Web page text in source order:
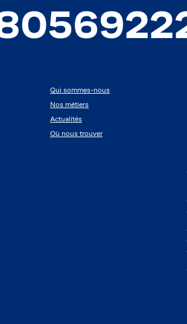
Qui sommes-nous
Nos métiers
Actualités
Où nous trouver